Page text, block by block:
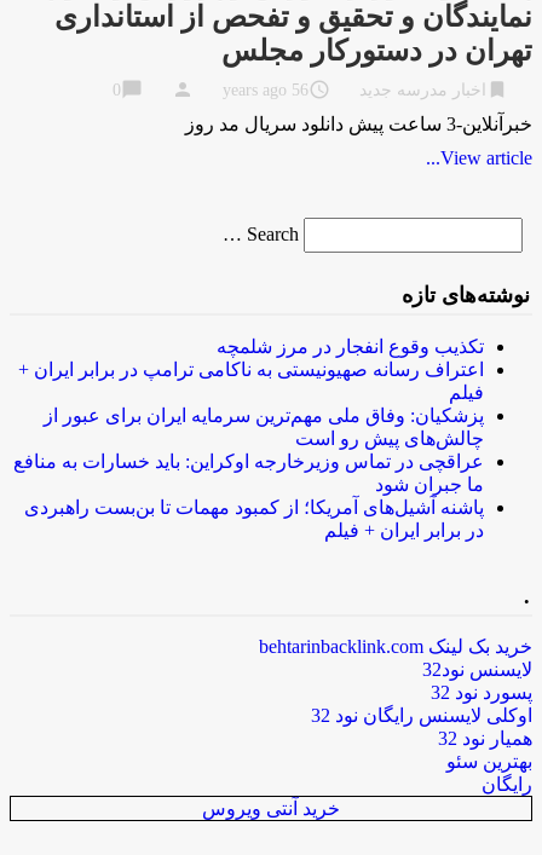
نمایندگان و تحقیق و تفحص از استانداری‌
تهران در دستورکار مجلس
اخبار مدرسه جدید access_time
56 years ago
person
chat_bubble
خبرآنلاین-3 ساعت پیش دانلود سریال مد روز
View article...
for
Search …
نوشته‌های تازه
تکذیب وقوع انفجار در مرز شلمچه
اعتراف رسانه صهیونیستی به ناکامی ترامپ در برابر ایران +
فیلم
پزشکیان: وفاق ملی مهم‌ترین سرمایه ایران برای عبور از
چالش‌های پیش رو است
عراقچی در تماس وزیرخارجه اوکراین: باید خسارات به منافع
ما جبران شود
پاشنه آشیل‌های آمریکا؛ از کمبود مهمات تا بن‌بست راهبردی
در برابر ایران + فیلم
خرید بک لینک behtarinbacklink.com
لایسنس نود32
پسورد نود 32
اوکلی لایسنس رایگان نود 32
همیار نود 32
بهترین سئو
رایگان
خرید آنتی ویروس